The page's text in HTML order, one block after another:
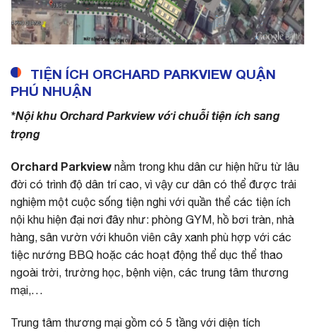
TIỆN ÍCH ORCHARD PARKVIEW QUẬN
PHÚ NHUẬN
*Nội khu Orchard Parkview với chuỗi tiện ích sang
trọng
Orchard Parkview nằm trong khu dân cư hiện hữu từ lâu
đời có trình độ dân trí cao, vì vậy cư dân có thể được trải
nghiệm một cuộc sống tiện nghi với quần thể các tiện ích
nội khu hiện đại nơi đây như: phòng GYM, hồ bơi tràn, nhà
hàng, sân vườn với khuôn viên cây xanh phù hợp với các
tiệc nướng BBQ hoặc các hoạt động thể dục thể thao
ngoài trời, trường học, bệnh viện, các trung tâm thương
mại,…
Trung tâm thương mại gồm có 5 tầng với diện tích